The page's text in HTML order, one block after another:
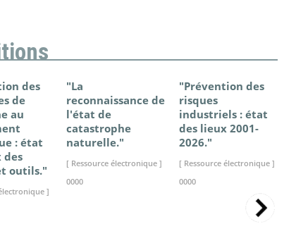
des
de
au
: état
des
outils."
]
"La
reconnaissance de
l'état de
catastrophe
naturelle."
[ Ressource électronique ]
0000
"Prévention des
risques
industriels : état
des lieux 2001-
2026."
[ Ressource électronique ]
0000